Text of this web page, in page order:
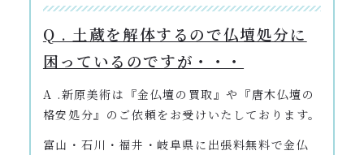
Q . 土蔵を解体するので仏壇処分に
困っているのですが・・・
A .新原美術は『金仏壇の買取』や『唐木仏壇の
格安処分』のご依頼をお受けいたしております。
富山・石川・福井・岐阜県に出張料無料で金仏